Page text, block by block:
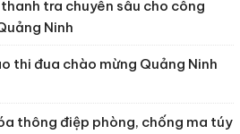
tra chuyên sâu cho công
Ninh
thi đua chào mừng Quảng Ninh
thông điệp phòng, chống ma túy